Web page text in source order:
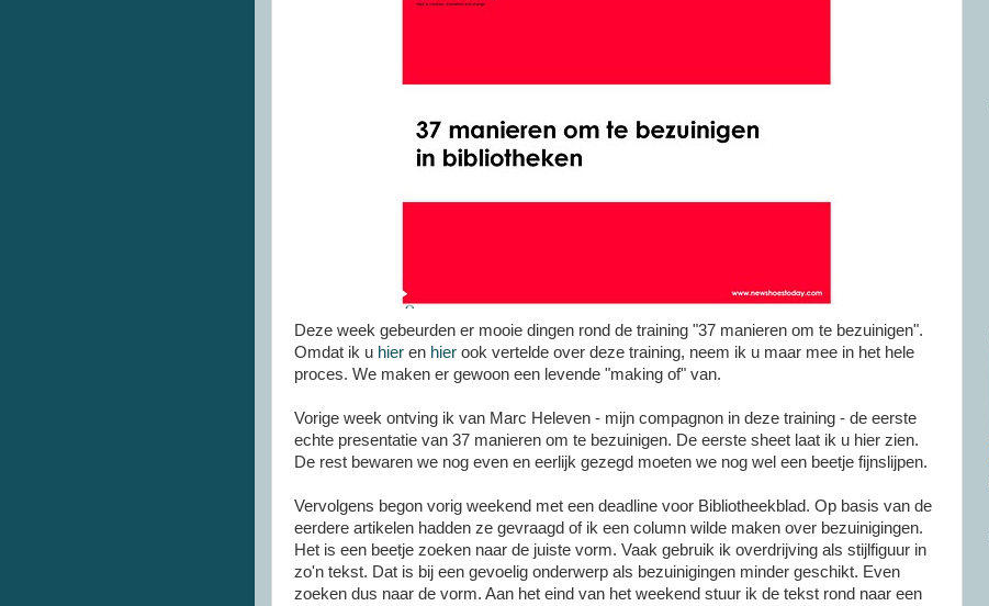
Deze week gebeurden er mooie dingen rond de training "37 manieren om te bezuinigen".
Omdat ik u hier en hier ook vertelde over deze training, neem ik u maar mee in het hele
proces. We maken er gewoon een levende "making of" van.
Vorige week ontving ik van Marc Heleven - mijn compagnon in deze training - de eerste
echte presentatie van 37 manieren om te bezuinigen. De eerste sheet laat ik u hier zien.
De rest bewaren we nog even en eerlijk gezegd moeten we nog wel een beetje fijnslijpen.
Vervolgens begon vorig weekend met een deadline voor Bibliotheekblad. Op basis van de
eerdere artikelen hadden ze gevraagd of ik een column wilde maken over bezuinigingen.
Het is een beetje zoeken naar de juiste vorm. Vaak gebruik ik overdrijving als stijlfiguur in
zo'n tekst. Dat is bij een gevoelig onderwerp als bezuinigingen minder geschikt. Even
zoeken dus naar de vorm. Aan het eind van het weekend stuur ik de tekst rond naar een